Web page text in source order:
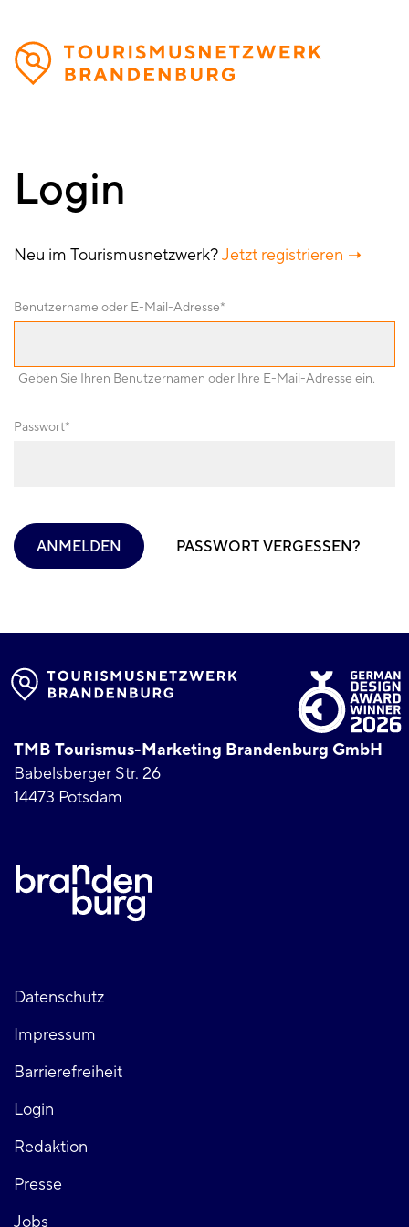
Direkt
zum
Inhalt
Login
Neu im Tourismusnetzwerk?Jetzt registrieren
Benutzername oder E-Mail-Adresse
Geben Sie Ihren Benutzernamen oder Ihre E-Mail-Adresse ein.
Passwort
ANMELDEN PASSWORT VERGESSEN?
TMB Tourismus-Marketing Brandenburg GmbH
Babelsberger Str. 26
14473 Potsdam
Fußzeile
links
Datenschutz
Impressum
Barrierefreiheit
Login
Fußzeile
rechts
Redaktion
Presse
Jobs